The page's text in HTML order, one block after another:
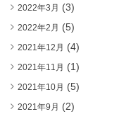
2022年3月 (3)
2022年2月 (5)
2021年12月 (4)
2021年11月 (1)
2021年10月 (5)
2021年9月 (2)